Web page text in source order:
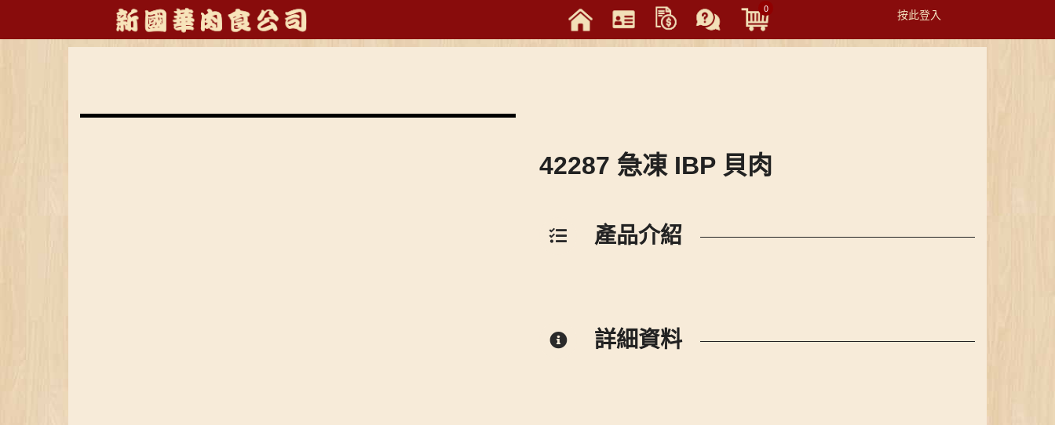
0 按此登入
Toggle
42287 急凍 IBP 貝肉
產品介紹
詳細資料